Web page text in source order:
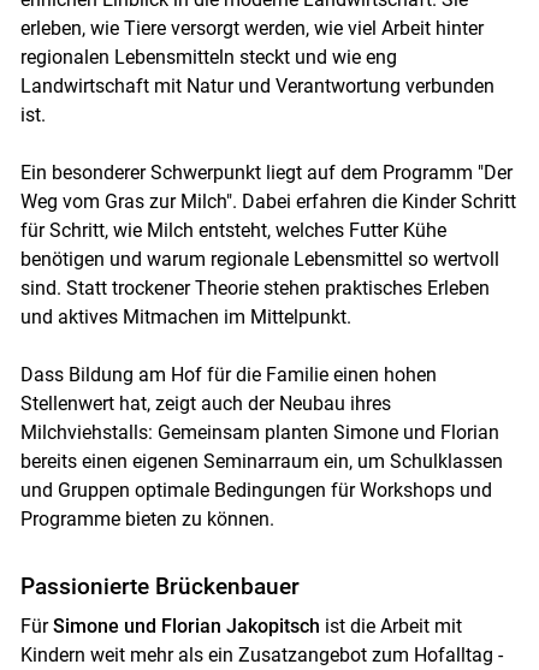
erleben, wie Tiere versorgt werden, wie viel Arbeit hinter
regionalen Lebensmitteln steckt und wie eng
Landwirtschaft mit Natur und Verantwortung verbunden
ist.
Ein besonderer Schwerpunkt liegt auf dem Programm "Der
Weg vom Gras zur Milch". Dabei erfahren die Kinder Schritt
für Schritt, wie Milch entsteht, welches Futter Kühe
benötigen und warum regionale Lebensmittel so wertvoll
sind. Statt trockener Theorie stehen praktisches Erleben
und aktives Mitmachen im Mittelpunkt.
Dass Bildung am Hof für die Familie einen hohen
Stellenwert hat, zeigt auch der Neubau ihres
Milchviehstalls: Gemeinsam planten Simone und Florian
bereits einen eigenen Seminarraum ein, um Schulklassen
und Gruppen optimale Bedingungen für Workshops und
Programme bieten zu können.
Passionierte Brückenbauer
FürSimone und Florian Jakopitsch ist die Arbeit mit
Kindern weit mehr als ein Zusatzangebot zum Hofalltag -